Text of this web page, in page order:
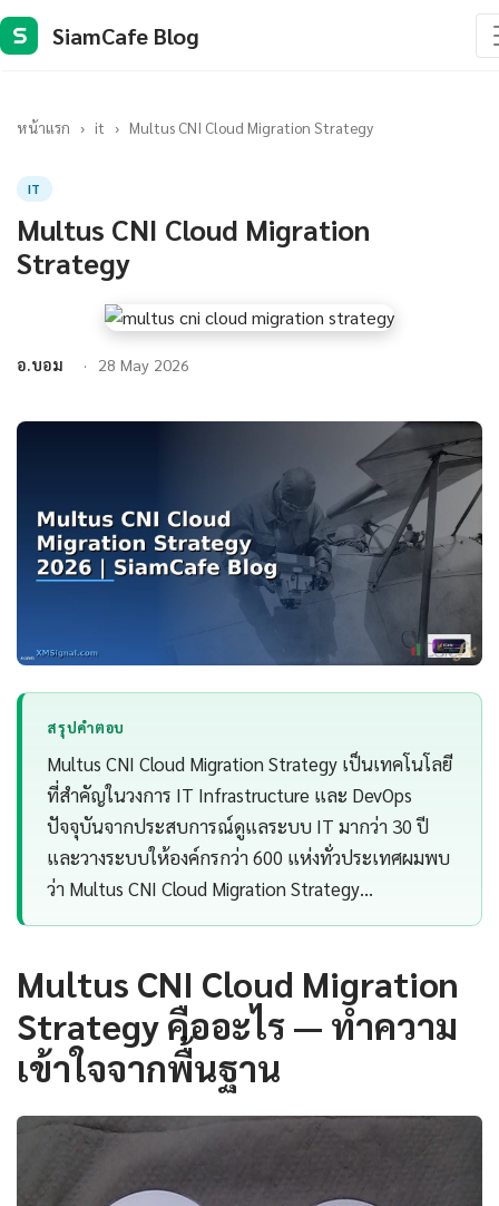
S SiamCafe Blog
หน้าแรก › it › Multus CNI Cloud Migration Strategy
IT
Multus CNI Cloud Migration
Strategy
อ.บอม 28 May 2026
สรุปคำตอบ
Multus CNI Cloud Migration Strategy เป็นเทคโนโลยี
ที่สำคัญในวงการ IT Infrastructure และ DevOps
ปัจจุบันจากประสบการณ์ดูแลระบบ IT มากว่า 30 ปี
และวางระบบให้องค์กรกว่า 600 แห่งทั่วประเทศผมพบ
ว่า Multus CNI Cloud Migration Strategy…
Multus CNI Cloud Migration
Strategy คืออะไร — ทำความ
เข้าใจจากพื้นฐาน